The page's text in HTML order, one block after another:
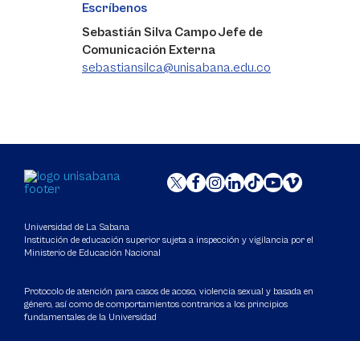
Escríbenos
Sebastián Silva Campo Jefe de
Comunicación Externa
sebastiansilca@unisabana.edu.co
Universidad de La Sabana
Institución de educación superior sujeta a inspección y vigilancia por el
Ministerio de Educación Nacional
Protocolo de atención para casos de acoso, violencia sexual y basada en
género, así como de comportamientos contrarios a los principios
fundamentales de la Universidad